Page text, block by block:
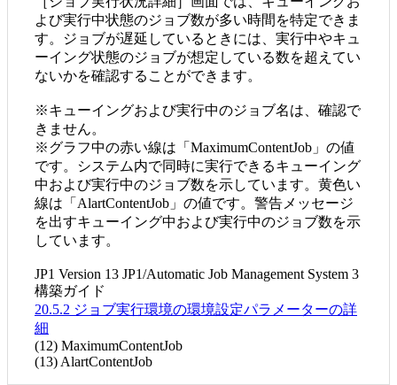
よび実行中状態のジョブ数が多い時間を特定できま
す。ジョブが遅延しているときには、実行中やキュ
ーイング状態のジョブが想定している数を超えてい
ないかを確認することができます。
※キューイングおよび実行中のジョブ名は、確認で
きません。
※グラフ中の赤い線は「MaximumContentJob」の値
です。システム内で同時に実行できるキューイング
中および実行中のジョブ数を示しています。黄色い
線は「AlartContentJob」の値です。警告メッセージ
を出すキューイング中および実行中のジョブ数を示
しています。
JP1 Version 13 JP1/Automatic Job Management System 3
構築ガイド
20.5.2 ジョブ実行環境の環境設定パラメーターの詳
細
(12) MaximumContentJob
(13) AlartContentJob